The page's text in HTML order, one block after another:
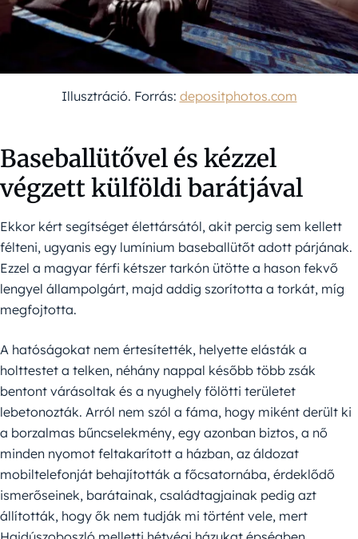
Illusztráció. Forrás: depositphotos.com
Baseballütővel és kézzel
végzett külföldi barátjával
Ekkor kért segítséget élettársától, akit percig sem kellett
félteni, ugyanis egy lumínium baseballütőt adott párjának.
Ezzel a magyar férfi kétszer tarkón ütötte a hason fekvő
lengyel állampolgárt, majd addig szorította a torkát, míg
megfojtotta.
A hatóságokat nem értesítették, helyette elásták a
holttestet a telken, néhány nappal később több zsák
bentont várásoltak és a nyughely fölötti területet
lebetonozták. Arról nem szól a fáma, hogy miként derült ki
a borzalmas bűncselekmény, egy azonban biztos, a nő
minden nyomot feltakarított a házban, az áldozat
mobiltelefonját behajították a főcsatornába, érdeklődő
ismerőseinek, barátainak, családtagjainak pedig azt
állították, hogy ők nem tudják mi történt vele, mert